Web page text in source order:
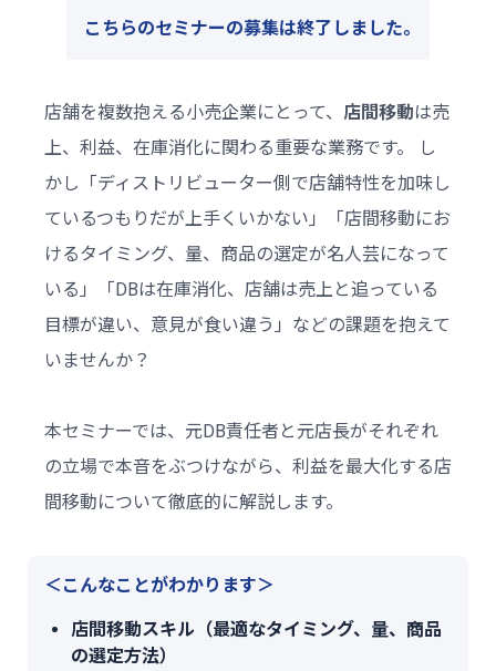
こちらのセミナーの募集は終了しました｡
店舗を複数抱える小売企業にとって、 店間移動は売
上、利益、在庫消化に関わる重要な業務です。 し
かし「ディストリビューター側で店舗特性を加味し
ているつもりだが上手くいかない」「店間移動にお
けるタイミング、量、商品の選定が名人芸になって
いる」「DBは在庫消化、店舗は売上と追っている
目標が違い、意見が食い違う」などの課題を抱えて
いませんか？
本セミナーでは、元DB責任者と元店長がそれぞれ
の立場で本音をぶつけながら、利益を最大化する店
間移動について徹底的に解説します。
＜こんなことがわかります＞
店間移動スキル（最適なタイミング、量、商品
の選定方法）